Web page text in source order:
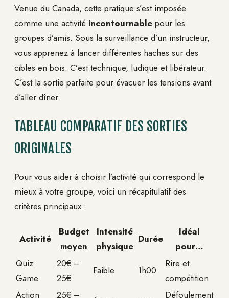
Venue du Canada, cette pratique s’est imposée
comme une activité incontournable pour les
groupes d’amis. Sous la surveillance d’un instructeur,
vous apprenez à lancer différentes haches sur des
cibles en bois. C’est technique, ludique et libérateur.
C’est la sortie parfaite pour évacuer les tensions avant
d’aller dîner.
TABLEAU COMPARATIF DES SORTIES
ORIGINALES
Pour vous aider à choisir l’activité qui correspond le
mieux à votre groupe, voici un récapitulatif des
critères principaux :
Activité
Budget
moyen
Intensité
physique
Durée
Idéal
pour…
Quiz
Game
20€ –
25€
Faible 1h00
Rire et
compétition
Action
25€ –
Défoulement